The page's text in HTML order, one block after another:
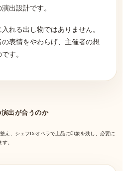
出設計です。
れる出し物ではありません。
表情をやわらげ、主催者の想
す。
出が合うのか
え、シェフDeオペラで上品に印象を残し、必要に
。